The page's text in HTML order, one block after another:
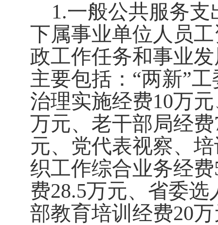
1.一般公共服务支
下属事业单位人员
政工作任务和事业
主要包括： “两新”工
治理实施经费10万
万元、老干部局经费
元、党代表视察、
织工作综合业务经费
费28.5万元、省委选
部教育培训经费20